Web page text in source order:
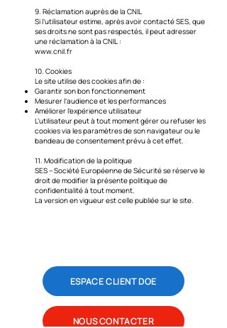
9. Réclamation auprès de la CNIL
Si l’utilisateur estime, après avoir contacté SES, que
ses droits ne sont pas respectés, il peut adresser
une réclamation à la CNIL :
www.cnil.fr
10. Cookies
Le site utilise des cookies afin de :
Garantir son bon fonctionnement
Mesurer l’audience et les performances
Améliorer l’expérience utilisateur
L’utilisateur peut à tout moment gérer ou refuser les
cookies via les paramètres de son navigateur ou le
bandeau de consentement prévu à cet effet.
11. Modification de la politique
SES – Société Européenne de Sécurité se réserve le
droit de modifier la présente politique de
confidentialité à tout moment.
La version en vigueur est celle publiée sur le site.
ESPACE CLIENT DOE
NOUS CONTACTER